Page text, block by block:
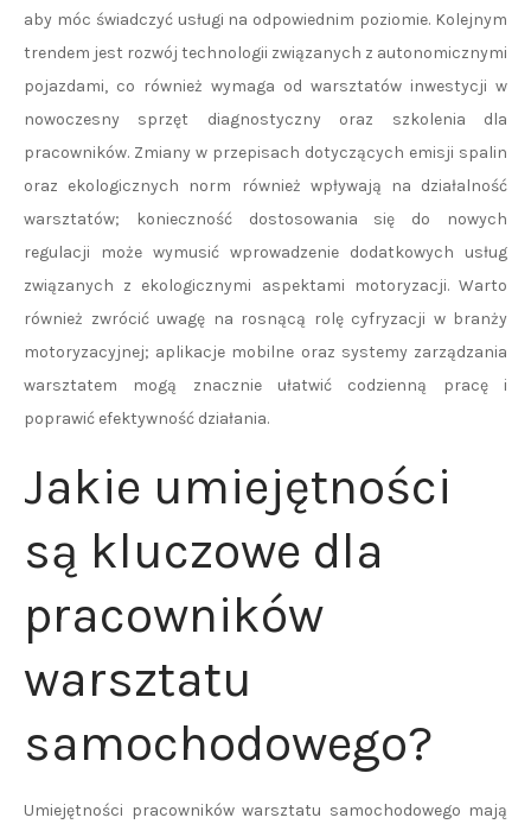
aby móc świadczyć usługi na odpowiednim poziomie. Kolejnym
trendem jest rozwój technologii związanych z autonomicznymi
pojazdami, co również wymaga od warsztatów inwestycji w
nowoczesny sprzęt diagnostyczny oraz szkolenia dla
pracowników. Zmiany w przepisach dotyczących emisji spalin
oraz ekologicznych norm również wpływają na działalność
warsztatów; konieczność dostosowania się do nowych
regulacji może wymusić wprowadzenie dodatkowych usług
związanych z ekologicznymi aspektami motoryzacji. Warto
również zwrócić uwagę na rosnącą rolę cyfryzacji w branży
motoryzacyjnej; aplikacje mobilne oraz systemy zarządzania
warsztatem mogą znacznie ułatwić codzienną pracę i
poprawić efektywność działania.
Jakie umiejętności
są kluczowe dla
pracowników
warsztatu
samochodowego?
Umiejętności pracowników warsztatu samochodowego mają